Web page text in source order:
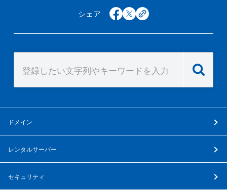
シェア facebook
x copy
ドメイン
レンタルサーバー
セキュリティ